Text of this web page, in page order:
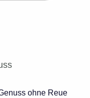
ohne Reue